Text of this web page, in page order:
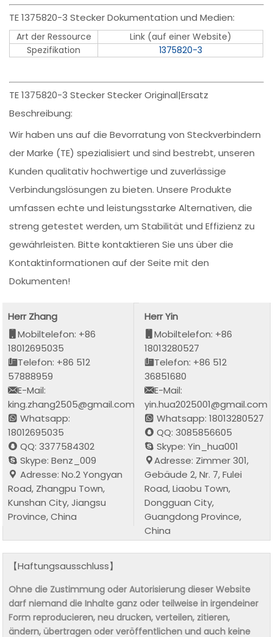
TE 1375820-3 Stecker Dokumentation und Medien:
Art der Ressource
Link (auf einer Website)
Spezifikation
1375820-3
TE 1375820-3 Stecker Stecker Original|Ersatz
Beschreibung:
Wir haben uns auf die Bevorratung von Steckverbindern
der Marke (TE) spezialisiert und sind bestrebt, unseren
Kunden qualitativ hochwertige und zuverlässige
Verbindungslösungen zu bieten. Unsere Produkte
umfassen echte und leistungsstarke Alternativen, die
streng getestet werden, um Stabilität und Effizienz zu
gewährleisten. Bitte kontaktieren Sie uns über die
Kontaktinformationen auf der Seite mit den
Dokumenten!
Herr Zhang
Mobiltelefon: +86
18012695035
Telefon: +86 512
57888959
E-Mail:
king.zhang2505@gmail.com
Whatsapp:
18012695035
QQ: 3377584302
Skype: Benz_009
Adresse: No.2 Yongyan
Road, Zhangpu Town,
Kunshan City, Jiangsu
Province, China
Herr Yin
Mobiltelefon: +86
18013280527
Telefon: +86 512
36851680
E-Mail:
yin.hua2025001@gmail.com
Whatsapp: 18013280527
QQ: 3085856605
Skype: Yin_hua001
Adresse: Zimmer 301,
Gebäude 2, Nr. 7, Fulei
Road, Liaobu Town,
Dongguan City,
Guangdong Province,
China
【Haftungsausschluss】
Ohne die Zustimmung oder Autorisierung dieser Website
darf niemand die Inhalte ganz oder teilweise in irgendeiner
Form reproducieren, neu drucken, verteilen, zitieren,
ändern, übertragen oder veröffentlichen und auch keine